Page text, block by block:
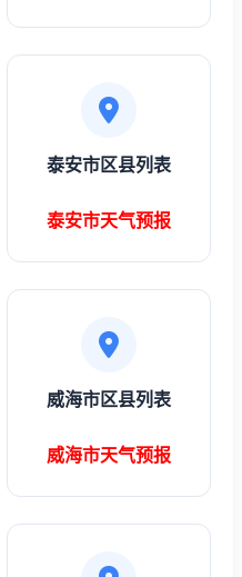
泰安市区县列表
泰安市天气预报
威海市区县列表
威海市天气预报